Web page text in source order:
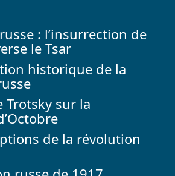
: l’insurrection de
le Tsar
historique de la
Trotsky sur la
de la révolution